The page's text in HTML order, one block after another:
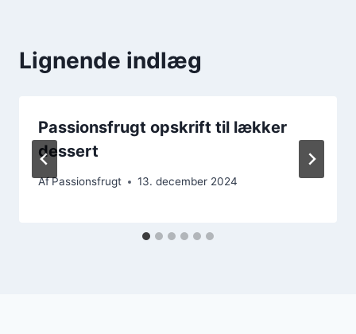
Lignende indlæg
Passionsfrugt opskrift til lækker
dessert
AfPassionsfrugt 13. december 2024